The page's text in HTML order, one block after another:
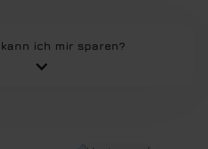
kann ich mir sparen?